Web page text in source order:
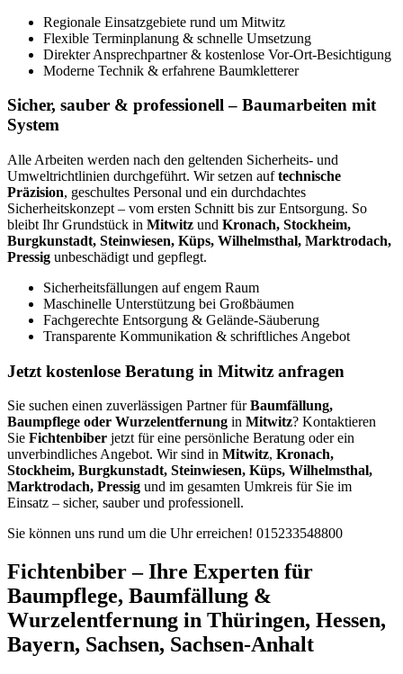
Regionale Einsatzgebiete rund um Mitwitz
Flexible Terminplanung & schnelle Umsetzung
Direkter Ansprechpartner & kostenlose Vor-Ort-Besichtigung
Moderne Technik & erfahrene Baumkletterer
Sicher, sauber & professionell – Baumarbeiten mit
System
Alle Arbeiten werden nach den geltenden Sicherheits- und
Umweltrichtlinien durchgeführt. Wir setzen auftechnische
Präzision, geschultes Personal und ein durchdachtes
Sicherheitskonzept – vom ersten Schnitt bis zur Entsorgung. So
bleibt Ihr Grundstück in Mitwitz und Kronach, Stockheim,
Burgkunstadt, Steinwiesen, Küps, Wilhelmsthal, Marktrodach,
Pressig unbeschädigt und gepflegt.
Sicherheitsfällungen auf engem Raum
Maschinelle Unterstützung bei Großbäumen
Fachgerechte Entsorgung & Gelände-Säuberung
Transparente Kommunikation & schriftliches Angebot
Jetzt kostenlose Beratung in Mitwitz anfragen
Sie suchen einen zuverlässigen Partner fürBaumfällung,
Baumpflege oder Wurzelentfernung in Mitwitz? Kontaktieren
Sie Fichtenbiber jetzt für eine persönliche Beratung oder ein
unverbindliches Angebot. Wir sind in Mitwitz, Kronach,
Stockheim, Burgkunstadt, Steinwiesen, Küps, Wilhelmsthal,
Marktrodach, Pressig und im gesamten Umkreis für Sie im
Einsatz – sicher, sauber und professionell.
Sie können uns rund um die Uhr erreichen! 015233548800
Fichtenbiber – Ihre Experten für
Baumpflege, Baumfällung &
Wurzelentfernung in Thüringen, Hessen,
Bayern, Sachsen, Sachsen-Anhalt